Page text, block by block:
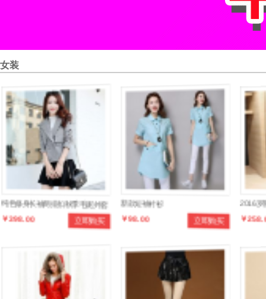
女装
纯色修身长袖两排扣秋季毛呢外套
立即购买
￥398.00
新款短袖衬衫
立即购买
￥98.00
2016罗
￥